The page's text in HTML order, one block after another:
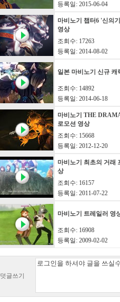
등록일: 2015-06-04
마비노기 챕터6 '신의
영상
조회수: 17263
등록일: 2014-08-02
일본 마비노기 신규 캐
조회수: 14892
등록일: 2014-06-18
마비노기 THE
로모션 영상
조회수: 15668
등록일: 2012-12-20
마비노기 최초의 거래
상
조회수: 16157
등록일: 2011-07-22
마비노기 트레일러 영
조회수: 16908
등록일: 2009-02-02
덧글쓰기